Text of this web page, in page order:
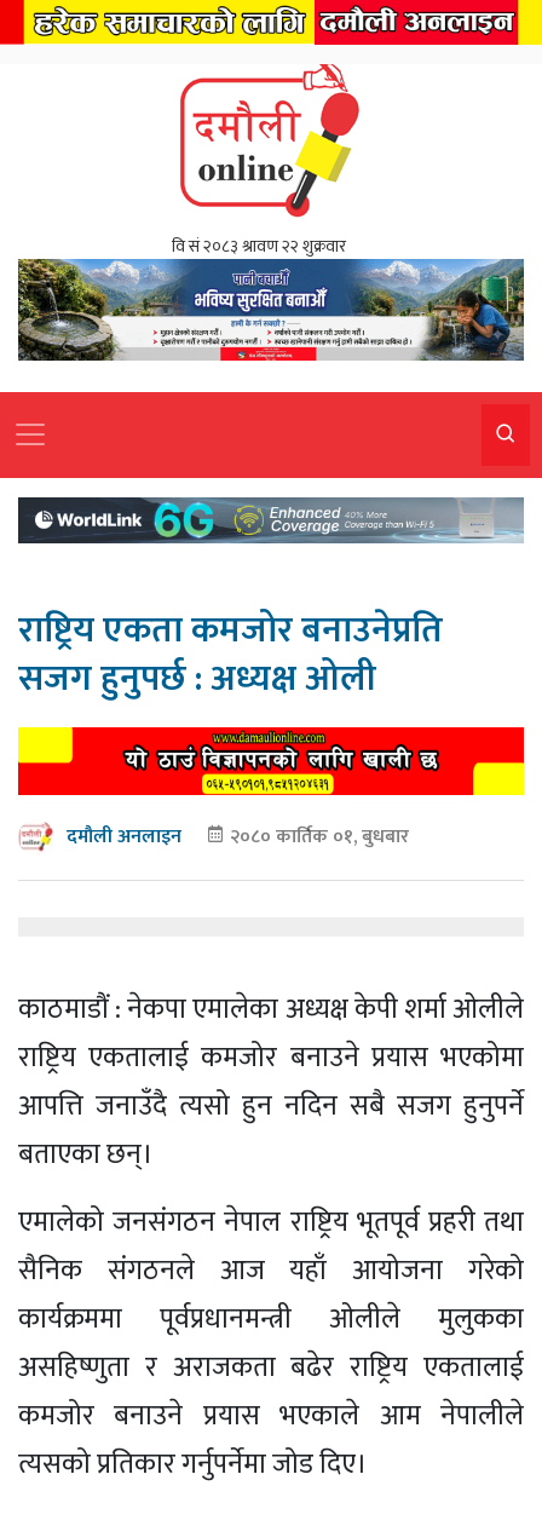
राष्ट्रिय एकता कमजोर बनाउनेप्रति
सजग हुनुपर्छ : अध्यक्ष ओली
दमौली अनलाइन २०८० कार्तिक ०१, बुधबार
काठमाडौं : नेकपा एमालेका अध्यक्ष केपी शर्मा ओलीले
राष्ट्रिय एकतालाई कमजोर बनाउने प्रयास भएकोमा
आपत्ति जनाउँदै त्यसो हुन नदिन सबै सजग हुनुपर्ने
बताएका छन्।
एमालेको जनसंगठन नेपाल राष्ट्रिय भूतपूर्व प्रहरी तथा
सैनिक संगठनले आज यहाँ आयोजना गरेको
कार्यक्रममा पूर्वप्रधानमन्त्री ओलीले मुलुकका
असहिष्णुता र अराजकता बढेर राष्ट्रिय एकतालाई
कमजोर बनाउने प्रयास भएकाले आम नेपालीले
त्यसको प्रतिकार गर्नुपर्नेमा जोड दिए।